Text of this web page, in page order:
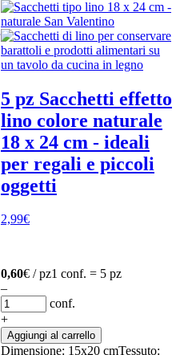
5 pz Sacchetti effetto
lino colore naturale
18 x 24 cm - ideali
per regali e piccoli
oggetti
2,99€
0,60€ / pz1 conf. = 5 pz
–
conf.
+
Aggiungi al carrello
Dimensione: 15x20 cmTessuto: